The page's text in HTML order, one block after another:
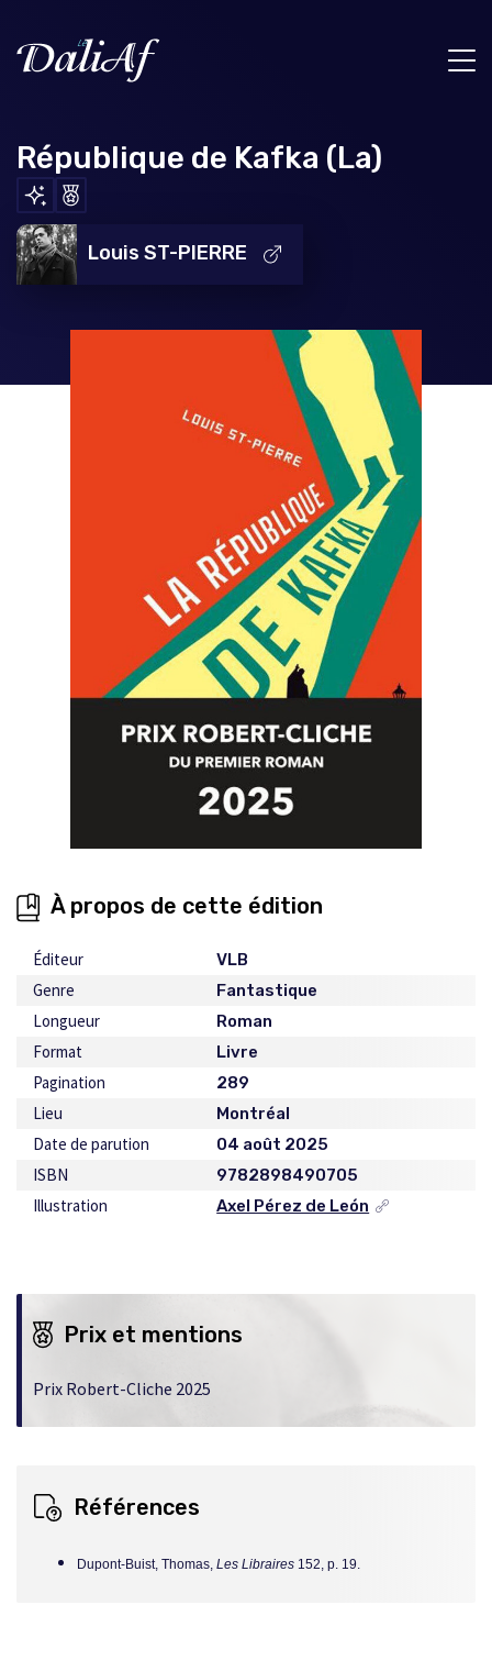
République de Kafka (La)
Louis ST-PIERRE
À propos de cette édition
Éditeur VLB
Genre Fantastique
Longueur Roman
Format Livre
Pagination 289
Lieu Montréal
Date de parution 04 août 2025
ISBN 9782898490705
Illustration Axel Pérez de León
Ce
une
fenêtre
Prix et mentions
Prix Robert-Cliche 2025
Références
Dupont-Buist, Thomas, Les Libraires 152, p. 19.